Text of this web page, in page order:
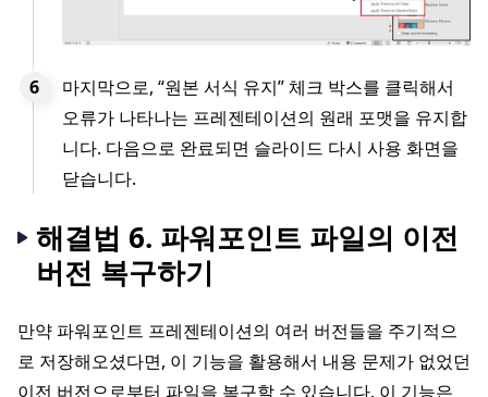
마지막으로, “원본 서식 유지” 체크 박스를 클릭해서
오류가 나타나는 프레젠테이션의 원래 포맷을 유지합
니다. 다음으로 완료되면 슬라이드 다시 사용 화면을
닫습니다.
해결법 6. 파워포인트 파일의 이전
버전 복구하기
만약 파워포인트 프레젠테이션의 여러 버전들을 주기적으
로 저장해오셨다면, 이 기능을 활용해서 내용 문제가 없었던
이전 버전으로부터 파일을 복구할 수 있습니다. 이 기능은